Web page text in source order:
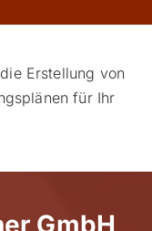
Erstellung von
für Ihr
GmbH